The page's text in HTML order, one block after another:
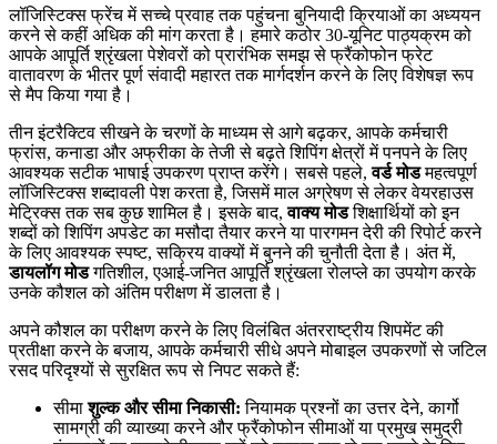
लॉजिस्टिक्स फ्रेंच में सच्चे प्रवाह तक पहुंचना बुनियादी क्रियाओं का अध्ययन
करने से कहीं अधिक की मांग करता है। हमारे कठोर 30-यूनिट पाठ्यक्रम को
आपके आपूर्ति श्रृंखला पेशेवरों को प्रारंभिक समझ से फ्रैंकोफोन फ्रेट
वातावरण के भीतर पूर्ण संवादी महारत तक मार्गदर्शन करने के लिए विशेषज्ञ रूप
से मैप किया गया है।
तीन इंटरैक्टिव सीखने के चरणों के माध्यम से आगे बढ़कर, आपके कर्मचारी
फ्रांस, कनाडा और अफ्रीका के तेजी से बढ़ते शिपिंग क्षेत्रों में पनपने के लिए
आवश्यक सटीक भाषाई उपकरण प्राप्त करेंगे। सबसे पहले,वर्ड मोडमहत्वपूर्ण
लॉजिस्टिक्स शब्दावली पेश करता है, जिसमें माल अग्रेषण से लेकर वेयरहाउस
मेट्रिक्स तक सब कुछ शामिल है। इसके बाद,वाक्य मोडशिक्षार्थियों को इन
शब्दों को शिपिंग अपडेट का मसौदा तैयार करने या पारगमन देरी की रिपोर्ट करने
के लिए आवश्यक स्पष्ट, सक्रिय वाक्यों में बुनने की चुनौती देता है। अंत में,
डायलॉग मोडगतिशील, एआई-जनित आपूर्ति श्रृंखला रोलप्ले का उपयोग करके
उनके कौशल को अंतिम परीक्षण में डालता है।
अपने कौशल का परीक्षण करने के लिए विलंबित अंतरराष्ट्रीय शिपमेंट की
प्रतीक्षा करने के बजाय, आपके कर्मचारी सीधे अपने मोबाइल उपकरणों से जटिल
रसद परिदृश्यों से सुरक्षित रूप से निपट सकते हैं:
सीमाशुल्क और सीमा निकासी: नियामक प्रश्नों का उत्तर देने, कार्गो
सामग्री की व्याख्या करने और फ्रैंकोफोन सीमाओं या प्रमुख समुद्री